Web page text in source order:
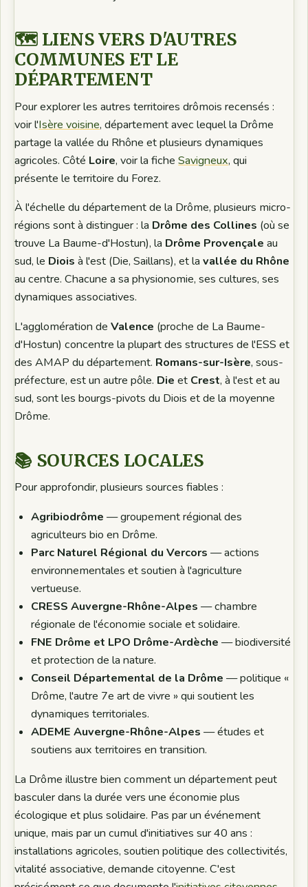
🗺️ LIENS VERS D'AUTRES
COMMUNES ET LE
DÉPARTEMENT
Pour explorer les autres territoires drômois recensés :
voir l'Isère voisine, département avec lequel la Drôme
partage la vallée du Rhône et plusieurs dynamiques
agricoles. Côté Loire, voir la ficheSavigneux, qui
présente le territoire du Forez.
À l'échelle du département de la Drôme, plusieurs micro-
régions sont à distinguer : la Drôme des Collines (où se
trouve La Baume-d'Hostun), la Drôme Provençale au
sud, le Diois à l'est (Die, Saillans), et lavallée du Rhône
au centre. Chacune a sa physionomie, ses cultures, ses
dynamiques associatives.
L'agglomération deValence (proche de La Baume-
d'Hostun) concentre la plupart des structures de l'ESS et
des AMAP du département. Romans-sur-Isère, sous-
préfecture, est un autre pôle. Die et Crest, à l'est et au
sud, sont les bourgs-pivots du Diois et de la moyenne
Drôme.
📚 SOURCES LOCALES
Pour approfondir, plusieurs sources fiables :
Agribiodrôme — groupement régional des
agriculteurs bio en Drôme.
Parc Naturel Régional du Vercors — actions
environnementales et soutien à l'agriculture
vertueuse.
CRESS Auvergne-Rhône-Alpes — chambre
régionale de l'économie sociale et solidaire.
FNE Drôme et LPO Drôme-Ardèche — biodiversité
et protection de la nature.
Conseil Départemental de la Drôme — politique «
Drôme, l'autre 7e art de vivre » qui soutient les
dynamiques territoriales.
ADEME Auvergne-Rhône-Alpes — études et
soutiens aux territoires en transition.
La Drôme illustre bien comment un département peut
basculer dans la durée vers une économie plus
écologique et plus solidaire. Pas par un événement
unique, mais par un cumul d'initiatives sur 40 ans :
installations agricoles, soutien politique des collectivités,
vitalité associative, demande citoyenne. C'est